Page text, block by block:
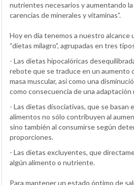
nutrientes necesarios y aumentando
carencias de minerales y vitaminas”.
Hoy en día tenemos a nuestro alcance
“dietas milagro”, agrupadas en tres
- Las dietas hipocalóricas
rebote que se traduce en un aumento
masa muscular, así como una
como consecuencia de una adaptación
- Las dietas disociativas, que se basan
alimentos no sólo contribuyen al
sino también al consumirse según
proporciones.
- Las dietas excluyentes, que
algún alimento o nutriente.
Para mantener un estado óptimo de